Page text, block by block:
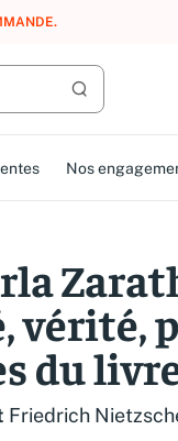
CLUB AMMAREAL.
Lancer la
Nos
vérité,
du
Friedrich